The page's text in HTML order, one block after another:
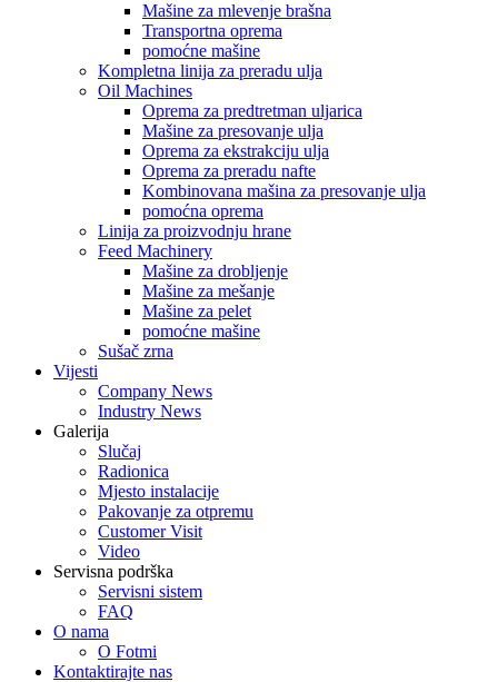
Mašine za mlevenje brašna
Transportna oprema
pomoćne mašine
Kompletna linija za preradu ulja
Oil Machines
Oprema za predtretman uljarica
Mašine za presovanje ulja
Oprema za ekstrakciju ulja
Oprema za preradu nafte
Kombinovana mašina za presovanje ulja
pomoćna oprema
Linija za proizvodnju hrane
Feed Machinery
Mašine za drobljenje
Mašine za mešanje
Mašine za pelet
pomoćne mašine
Sušač zrna
Vijesti
Company News
Industry News
Galerija
Slučaj
Radionica
Mjesto instalacije
Pakovanje za otpremu
Customer Visit
Video
Servisna podrška
Servisni sistem
FAQ
O nama
O Fotmi
Kontaktirajte nas